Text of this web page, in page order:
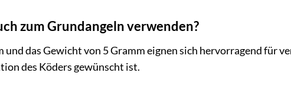
zum Grundangeln verwenden?
und das Gewicht von 5 Gramm eignen sich hervorragend für
des Köders gewünscht ist.